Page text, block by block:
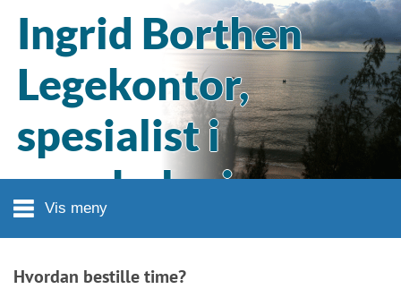
Ingrid Borthen
Legekontor,
spesialist i
gynekologi og
fødselshjelp
Vis meny
Hvordan bestille time?